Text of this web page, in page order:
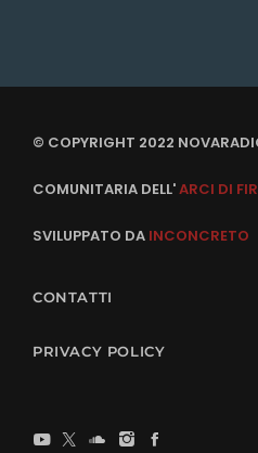
© COPYRIGHT 2022
COMUNITARIA DELL'ARCI DI
SVILUPPATO DA INCONCRETO
CONTATTI
PRIVACY POLICY